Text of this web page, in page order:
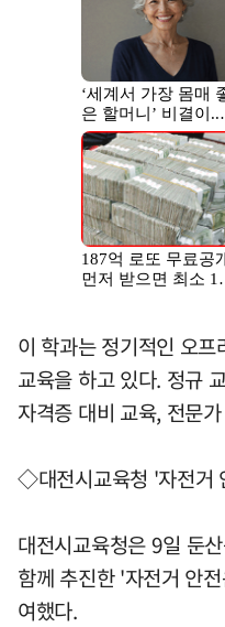
이 학과는 정기적인 오
교육을 하고 있다. 정규
자격증 대비 교육, 전문
◇대전시교육청 '자전거
대전시교육청은 9일 둔
함께 추진한 '자전거 안
여했다.